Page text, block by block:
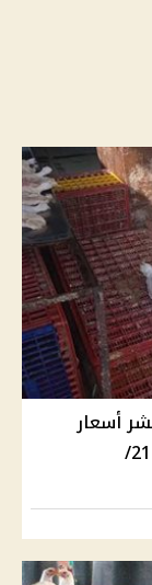
أسعار
الدواجن والبيض والبانية اليوم الخميس 21/